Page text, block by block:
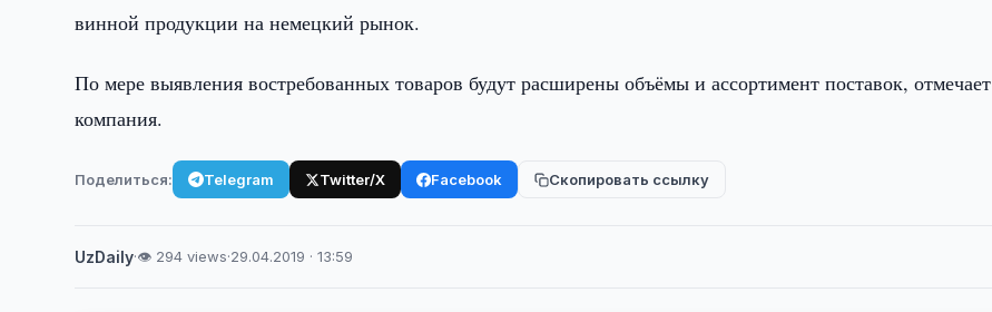
винной продукции на немецкий рынок.
По мере выявления востребованных товаров будут расширены объёмы и ассортимент поставок, отмечает
компания.
Поделиться: Telegram Twitter/X Facebook Скопировать ссылку
UzDaily·👁 294 views·29.04.2019 · 13:59